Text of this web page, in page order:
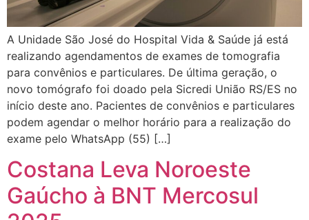
A Unidade São José do Hospital Vida & Saúde já está
realizando agendamentos de exames de tomografia
para convênios e particulares. De última geração, o
novo tomógrafo foi doado pela Sicredi União RS/ES no
início deste ano. Pacientes de convênios e particulares
podem agendar o melhor horário para a realização do
exame pelo WhatsApp (55) […]
Costana Leva Noroeste
Gaúcho à BNT Mercosul